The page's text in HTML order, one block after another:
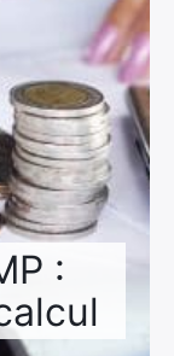
: